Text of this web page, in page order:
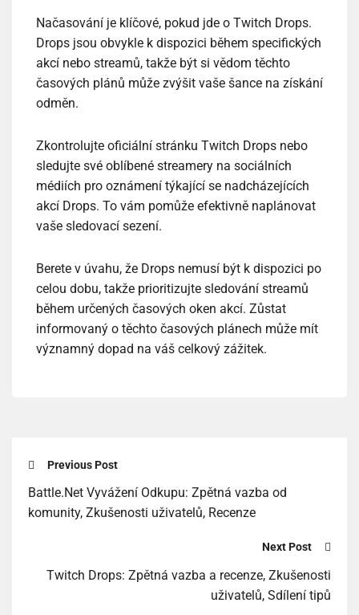
Načasování je klíčové, pokud jde o Twitch Drops.
Drops jsou obvykle k dispozici během specifických
akcí nebo streamů, takže být si vědom těchto
časových plánů může zvýšit vaše šance na získání
odměn.
Zkontrolujte oficiální stránku Twitch Drops nebo
sledujte své oblíbené streamery na sociálních
médiích pro oznámení týkající se nadcházejících
akcí Drops. To vám pomůže efektivně naplánovat
vaše sledovací sezení.
Berete v úvahu, že Drops nemusí být k dispozici po
celou dobu, takže prioritizujte sledování streamů
během určených časových oken akcí. Zůstat
informovaný o těchto časových plánech může mít
významný dopad na váš celkový zážitek.
Previous Post
Battle.Net Vyvážení Odkupu: Zpětná vazba od
komunity, Zkušenosti uživatelů, Recenze
Next Post
Twitch Drops: Zpětná vazba a recenze, Zkušenosti
uživatelů, Sdílení tipů